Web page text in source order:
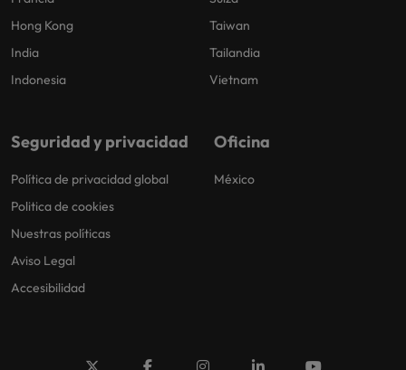
Hong Kong
India
Indonesia
Taiwan
Tailandia
Vietnam
Seguridad y privacidad
Política de privacidad global
Politica de cookies
Nuestras políticas
Aviso Legal
Accesibilidad
Oficina
México